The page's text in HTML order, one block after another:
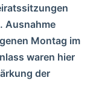
Ausnahme
Montag im
waren hier
der